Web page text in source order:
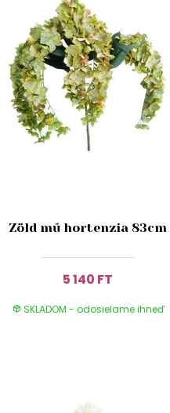
Zöld mű hortenzia 83cm
5 140 FT
SKLADOM - odosielame ihneď